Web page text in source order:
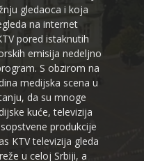
gledaoca i koja
na internet
pored istaknutih
emisija nedeljno
S obzirom na
medijska scena u
da su mnoge
kuće, televizija
produkcije
KTV televizija gleda
u celoj Srbiji, a